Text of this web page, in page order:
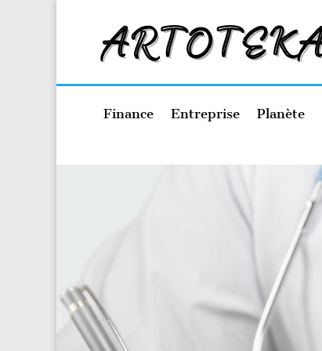
Finance Entreprise Planète